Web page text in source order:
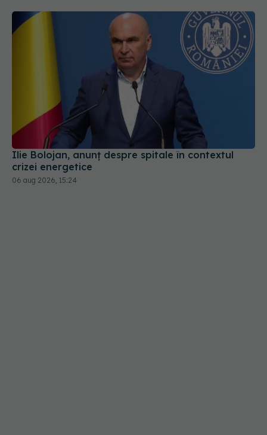
Ilie Bolojan, anunț despre spitale în contextul
crizei energetice
06 aug 2026, 15:24